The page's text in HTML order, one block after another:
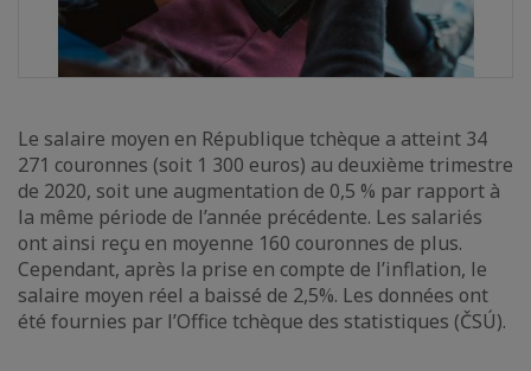
Le salaire moyen en République tchèque a atteint 34
271 couronnes (soit 1 300 euros) au deuxième trimestre
de 2020, soit une augmentation de 0,5 % par rapport à
la même période de l’année précédente. Les salariés
ont ainsi reçu en moyenne 160 couronnes de plus.
Cependant, après la prise en compte de l’inflation, le
salaire moyen réel a baissé de 2,5%. Les données ont
été fournies par l’Office tchèque des statistiques (ČSÚ).